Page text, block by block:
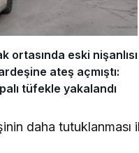
ortasında eski nişanlısı
ateş açmıştı:
tüfekle yakalandı
daha tutuklanması